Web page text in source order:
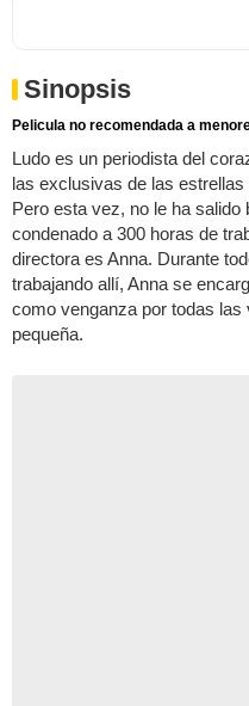
Sinopsis
Pelicula no recomendada a
Ludo es un periodista del
las exclusivas de las
Pero esta vez, no le ha salido
condenado a 300 horas de
directora es Anna. Durante
trabajando allí, Anna se
como venganza por todas
pequeña.